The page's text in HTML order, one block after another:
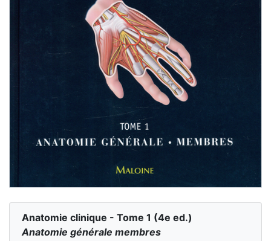
Anatomie clinique - Tome 1 (4e ed.)
Anatomie générale membres